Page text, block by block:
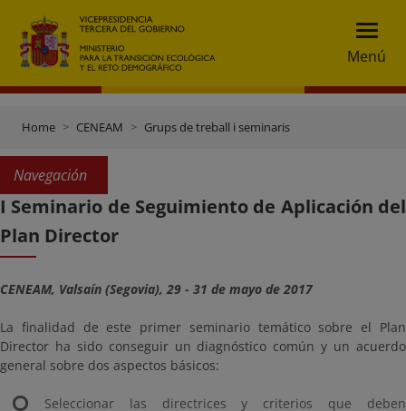
Menú
Home CENEAM Grups de treball i seminaris
Navegación
I Seminario de Seguimiento de Aplicación del
Plan Director
CENEAM, Valsaín (Segovia), 29 - 31 de mayo de 2017
La finalidad de este primer seminario temático sobre el Plan
Director ha sido conseguir un diagnóstico común y un acuerdo
general sobre dos aspectos básicos:
Seleccionar las directrices y criterios que deben